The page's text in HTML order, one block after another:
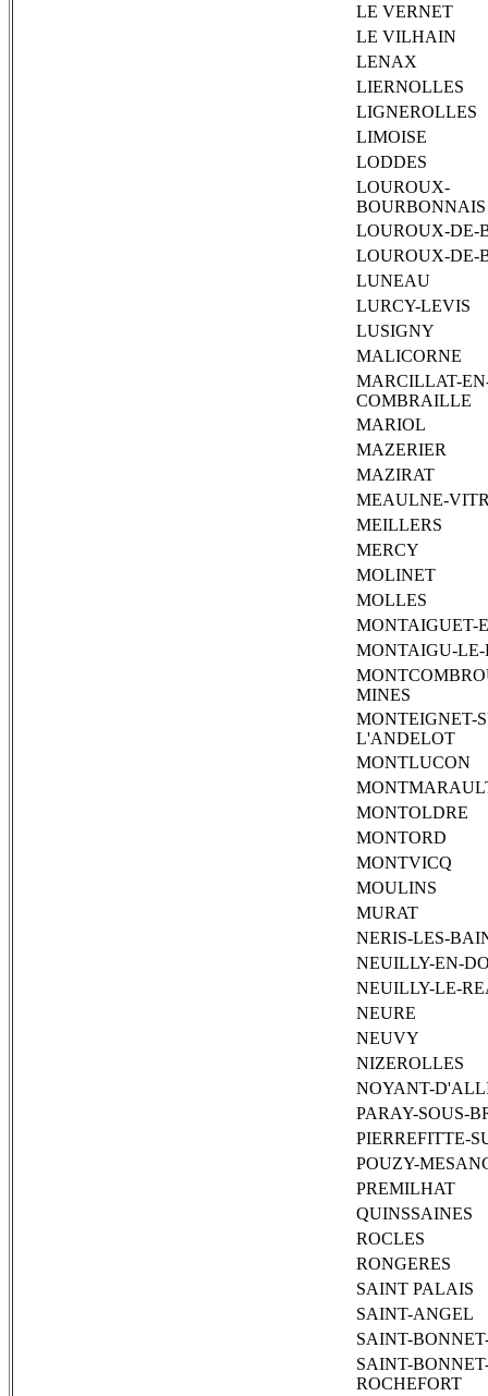
LE VERNET
LE VILHAIN
LENAX
LIERNOLLES
LIGNEROLLES
LIMOISE
LODDES
LOUROUX-
BOURBONNAIS
LOUROUX-DE-
LOUROUX-DE-
LUNEAU
LURCY-LEVIS
LUSIGNY
MALICORNE
MARCILLAT-
COMBRAILLE
MARIOL
MAZERIER
MAZIRAT
MEAULNE-
MEILLERS
MERCY
MOLINET
MOLLES
MONTAIGUET-
MONTAIGU-
MINES
MONTEIGNET-
L'ANDELOT
MONTLUCON
MONTOLDRE
MONTORD
MONTVICQ
MOULINS
MURAT
NERIS-LES-
NEUILLY-EN-
NEUILLY-LE-
NEURE
NEUVY
NIZEROLLES
NOYANT-
PARAY-SOUS-
PIERREFITTE-
POUZY-
PREMILHAT
QUINSSAINES
ROCLES
RONGERES
SAINT PALAIS
SAINT-ANGEL
SAINT-
SAINT-
ROCHEFORT